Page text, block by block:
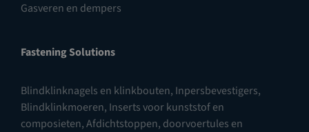
Gasveren en dempers
Fastening Solutions
Blindklinknagels en klinkbouten, Inpersbevestigers,
Blindklinkmoeren, Inserts voor kunststof en
composieten,Afdichtstoppen, doorvoertules en